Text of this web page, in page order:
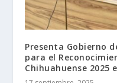
Presenta Gobierno
para el
Chihuahuense 2025